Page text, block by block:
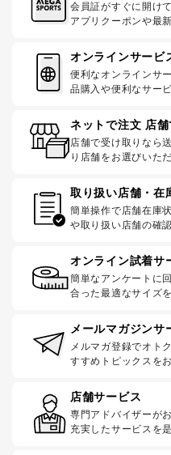
会員証がすぐに開け
アプリクーポンや最
オンラインサービ
便利なオンラインサ
品購入や便利なサー
ネットで注文 店舗
店舗で受け取りなら
り店舗をお選びいた
取り扱い店舗・在
簡単操作で店舗在庫
や取り扱い店舗の確
オンライン試着サ
簡単なアンケートに
合った最適なサイズ
メールマガジンサ
メルマガ登録でオト
すすめトピックスを
店舗サービス
専門アドバイザーが
充実したサービスを